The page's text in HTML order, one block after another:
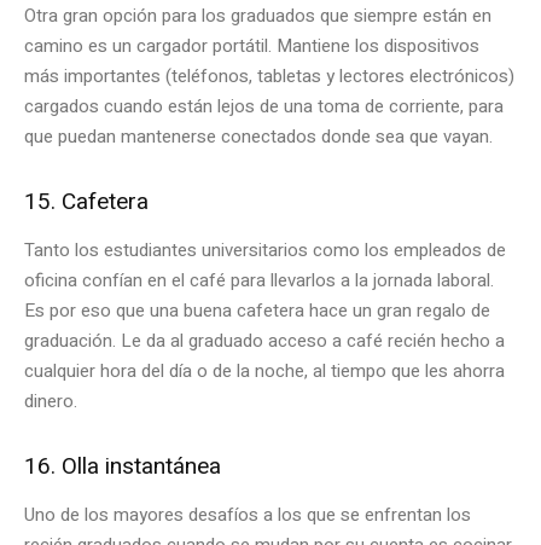
Otra gran opción para los graduados que siempre están en
camino es un cargador portátil. Mantiene los dispositivos
más importantes (teléfonos, tabletas y lectores electrónicos)
cargados cuando están lejos de una toma de corriente, para
que puedan mantenerse conectados donde sea que vayan.
15. Cafetera
Tanto los estudiantes universitarios como los empleados de
oficina confían en el café para llevarlos a la jornada laboral.
Es por eso que una buena cafetera hace un gran regalo de
graduación. Le da al graduado acceso a café recién hecho a
cualquier hora del día o de la noche, al tiempo que les ahorra
dinero.
16. Olla instantánea
Uno de los mayores desafíos a los que se enfrentan los